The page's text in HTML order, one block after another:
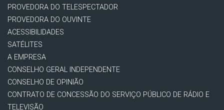
PROVEDORA DO TELESPECTADOR
PROVEDORA DO OUVINTE
ACESSIBILIDADES
SATÉLITES
A EMPRESA
CONSELHO GERAL INDEPENDENTE
CONSELHO DE OPINIÃO
CONTRATO DE CONCESSÃO DO SERVIÇO PÚBLICO DE RÁDIO E
TELEVISÃO